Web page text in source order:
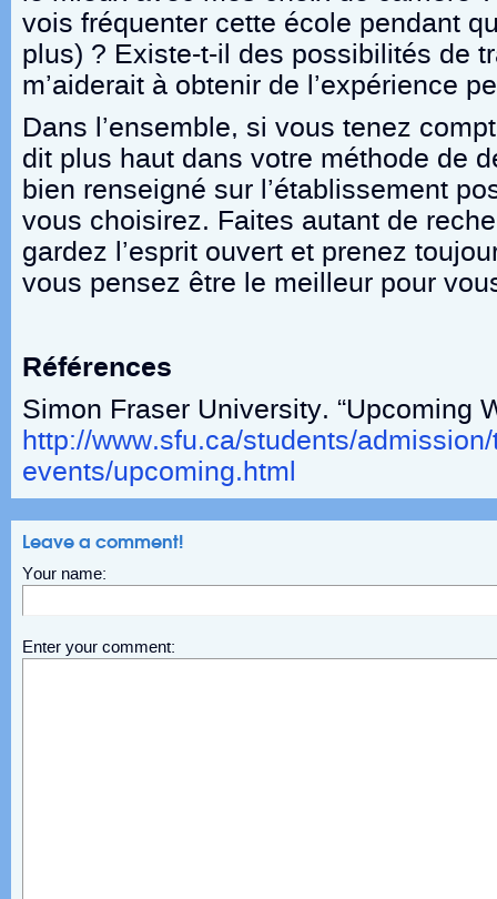
vois fréquenter cette école pendant
plus) ? Existe-t-il des possibilités de
m’aiderait à obtenir de l’expérience
Dans l’ensemble, si vous tenez
dit plus haut dans votre méthode de
bien renseigné sur l’établissement
vous choisirez. Faites autant de
gardez l’esprit ouvert et prenez
vous pensez être le meilleur pour
Références
Simon Fraser University. “Upcoming
http://www.sfu.ca/students/
events/upcoming.html
Leave a comment!
Your name:
Enter your comment: